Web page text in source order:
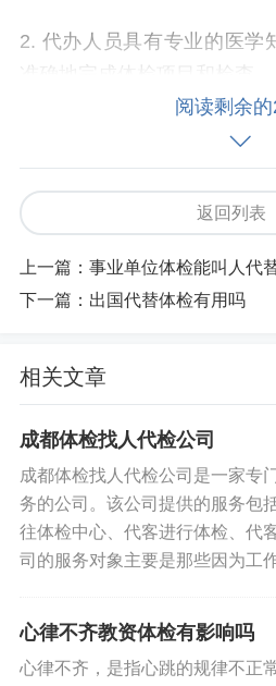
2. 代办人员具有专业的医学
4. 保障客户的隐私和安全，
总之，代替别人去做体检是
高生活质量。
阅读剩余
返回列表
上一篇： 事业单位体检能叫人代
下一篇： 出国代替体检有用吗
相关文章
成都体检找人代检公司
成都体检找人代检公司是一家专
务的公司。该公司提供的服务包
往体检中心、代客进行体检、代
司的服务对象主要是那些因为工
心律不齐教资体检有影响吗
心律不齐，是指心跳的规律不正